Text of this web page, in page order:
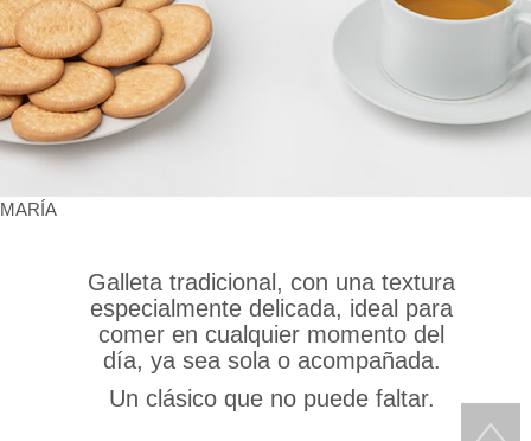
MARÍA
Galleta tradicional, con una textura
especialmente delicada, ideal para
comer en cualquier momento del
día, ya sea sola o acompañada.
Un clásico que no puede faltar.